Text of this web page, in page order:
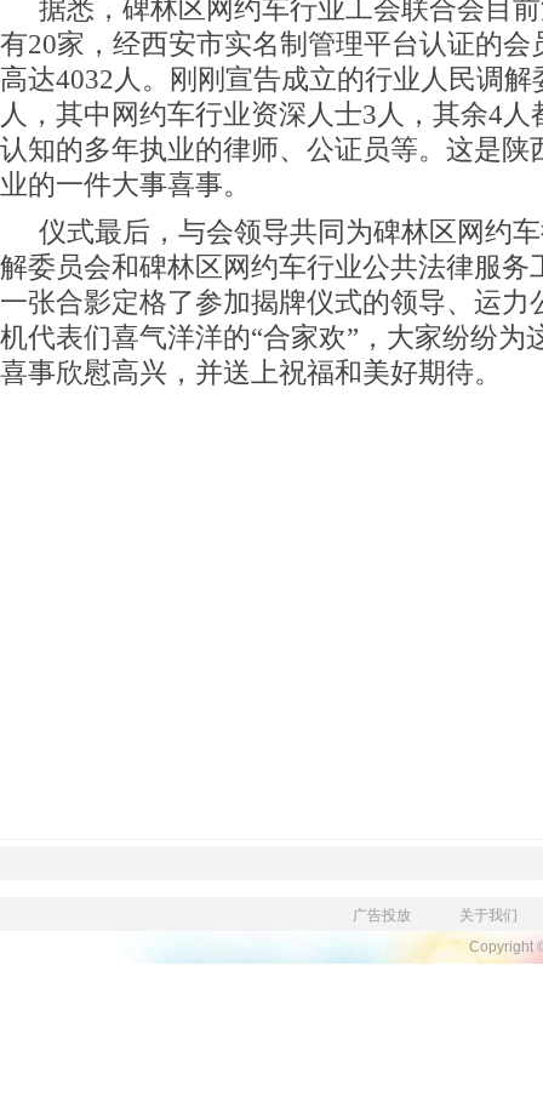
据悉，碑林区网约车行业工会联合会目
有20家，经西安市实名制管理平台认证的会
高达4032人。刚刚宣告成立的行业人民调解
人，其中网约车行业资深人士3人，其余4人
认知的多年执业的律师、公证员等。这是陕
业的一件大事喜事。
仪式最后，与会领导共同为碑林区网约
解委员会和碑林区网约车行业公共法律服务
一张合影定格了参加揭牌仪式的领导、运力
机代表们喜气洋洋的“合家欢”，大家纷纷为
喜事欣慰高兴，并送上祝福和美好期待。
广告投放
关于我们
Copyright